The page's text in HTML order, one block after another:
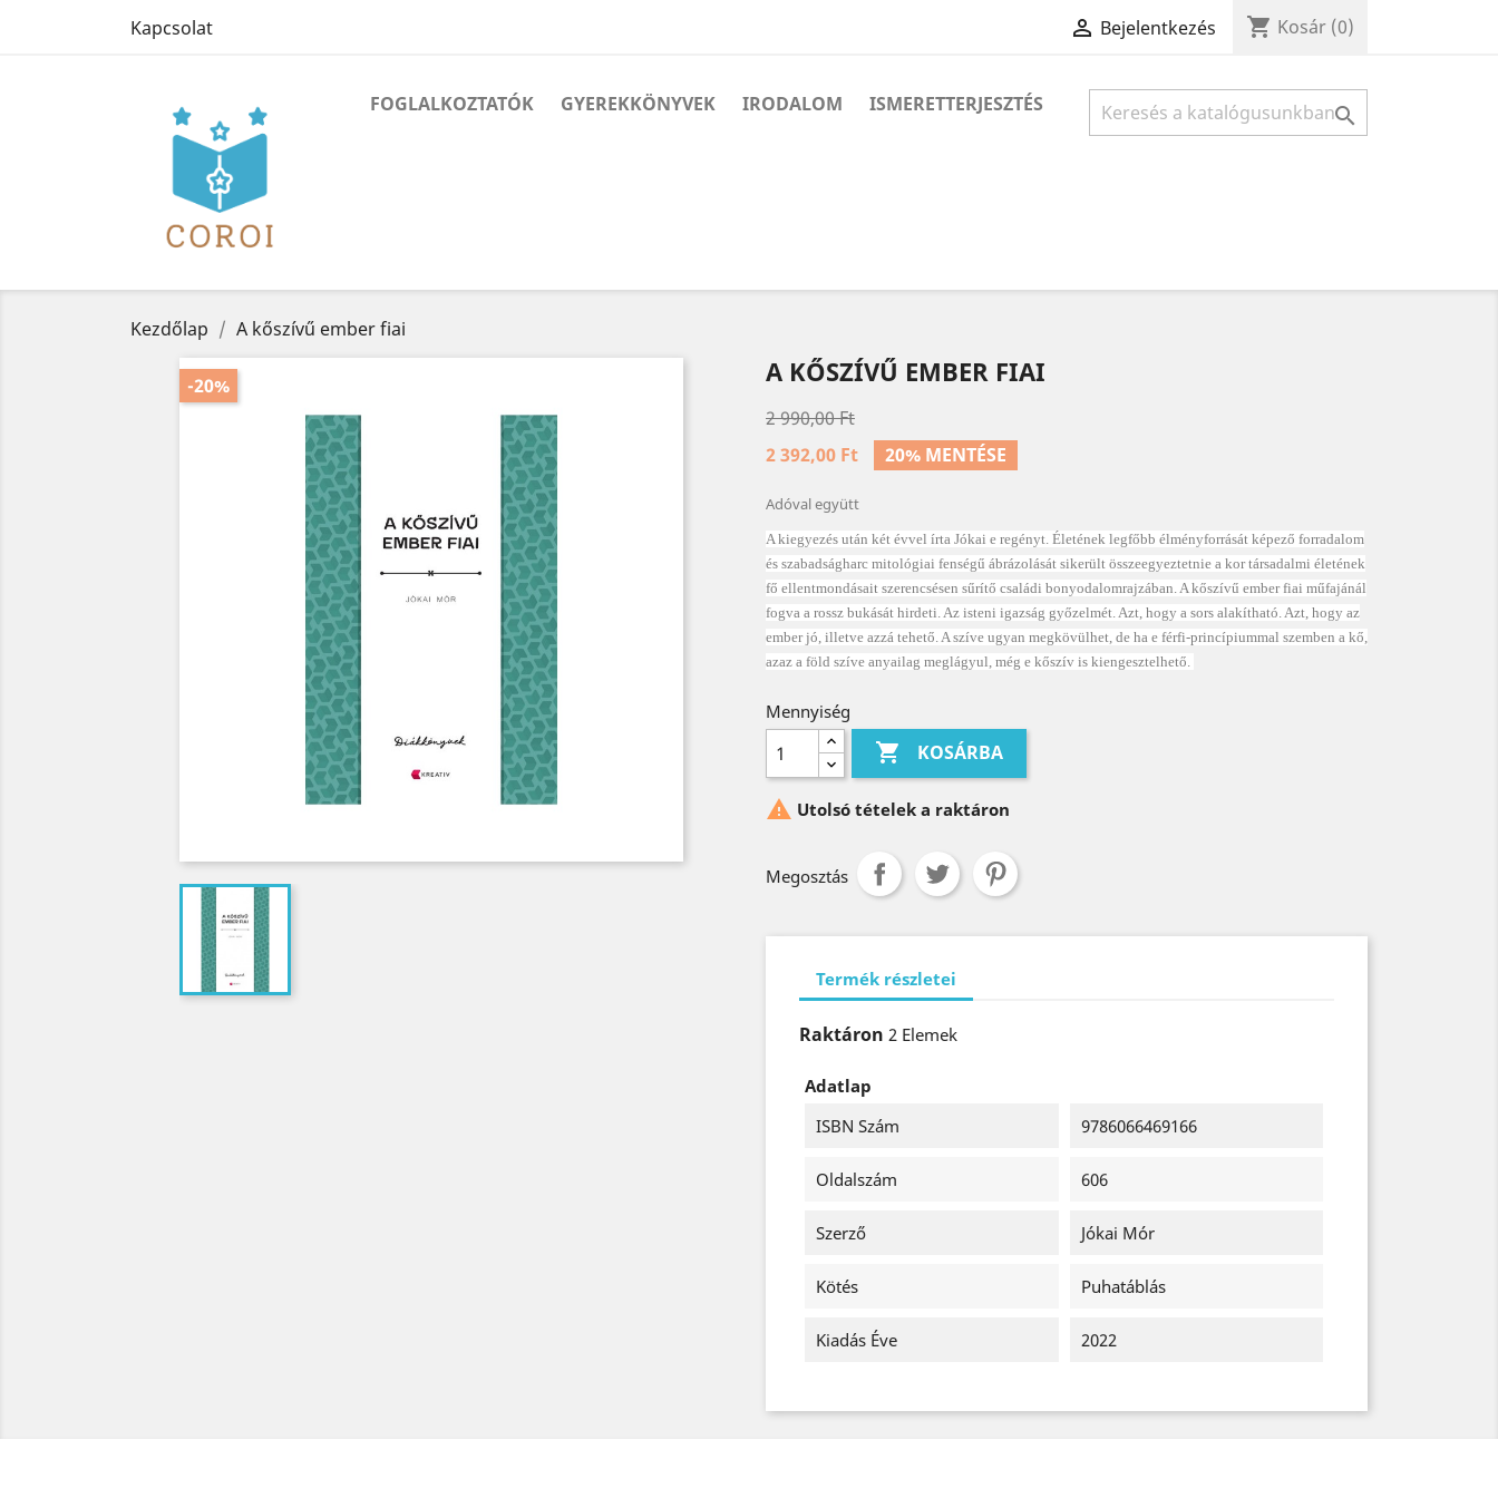
Kapcsolat  Bejelentkezés shopping_cart Kosár (0)
FOGLALKOZTATÓK GYEREKKÖNYVEK IRODALOM ISMERETTERJESZTÉS 
Kezdőlap A kőszívű ember fiai
-20% A KŐSZÍVŰ EMBER FIAI
2 990,00 Ft
2 392,00 Ft
20% MENTÉSE
Adóval együtt
A kiegyezés után két évvel írta Jókai e regényt. Életének legfőbb élményforrását képező forradalom
és szabadságharc mitológiai fenségű ábrázolását sikerült összeegyeztetnie a kor társadalmi életének
fő ellentmondásait szerencsésen sűrítő családi bonyodalomrajzában. A kőszívű ember fiai műfajánál
fogva a rossz bukását hirdeti. Az isteni igazság győzelmét. Azt, hogy a sors alakítható. Azt, hogy az
ember jó, illetve azzá tehető. A szíve ugyan megkövülhet, de ha e férfi-princípiummal szemben a kő,
azaz a föld szíve anyailag meglágyul, még e kőszív is kiengesztelhető.
Mennyiség
 KOSÁRBA
 Utolsó tételek a raktáron
Megosztás
Termék részletei
Raktáron 2 Elemek
Adatlap
ISBN Szám
9786066469166
Oldalszám 606
Szerző Jókai Mór
Kötés Puhatáblás
Kiadás Éve 2022